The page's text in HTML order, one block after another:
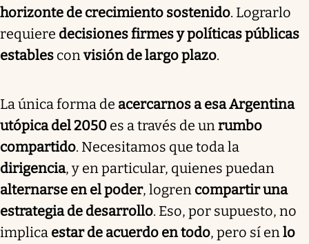
horizonte de crecimiento sostenido. Lograrlo
requiere decisiones firmes y políticas públicas
estables convisión de largo plazo.
La única forma de acercarnos a esa Argentina
utópica del 2050 es a través de un rumbo
compartido. Necesitamos que toda la
dirigencia, y en particular, quienes puedan
alternarse en el poder, logren compartir una
estrategia de desarrollo. Eso, por supuesto, no
implica estar de acuerdo en todo, pero sí en lo